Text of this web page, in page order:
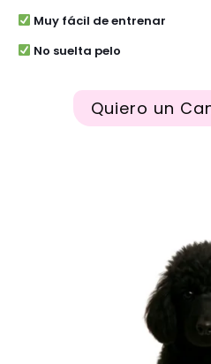
Muy fácil de entrenar
No suelta pelo
Quiero un